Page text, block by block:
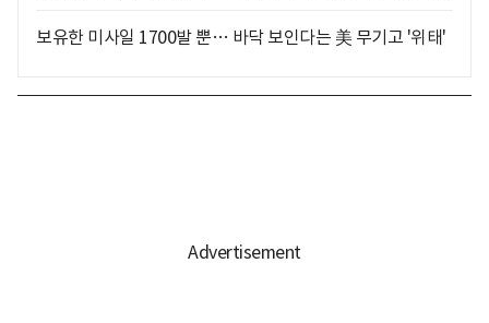
보유한 미사일 1700발 뿐… 바닥 보인다는 美 무기고 '위태'